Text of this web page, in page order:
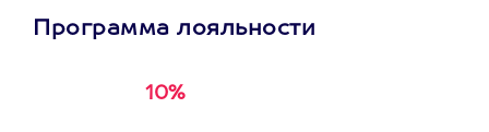
Программа лояльности
10%